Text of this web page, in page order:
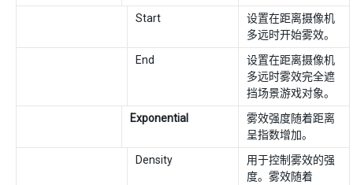
Start
设置在距离摄像机
多远时开始雾效。
End
设置在距离摄像机
多远时雾效完全遮
挡场景游戏对象。
Exponential
雾效强度随着距离
呈指数增加。
Density
用于控制雾效的强
度。雾效随着